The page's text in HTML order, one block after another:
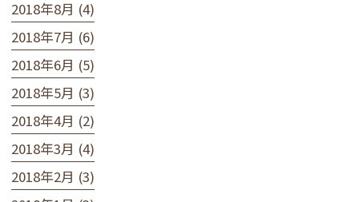
2018年8月 (4)
2018年7月 (6)
2018年6月 (5)
2018年5月 (3)
2018年4月 (2)
2018年3月 (4)
2018年2月 (3)